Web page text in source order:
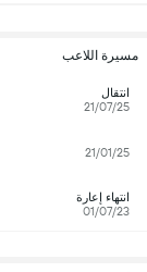
مسيرة اللاعب
انتقال
21/07/25
21/01/25
انتهاء إعارة
01/07/23